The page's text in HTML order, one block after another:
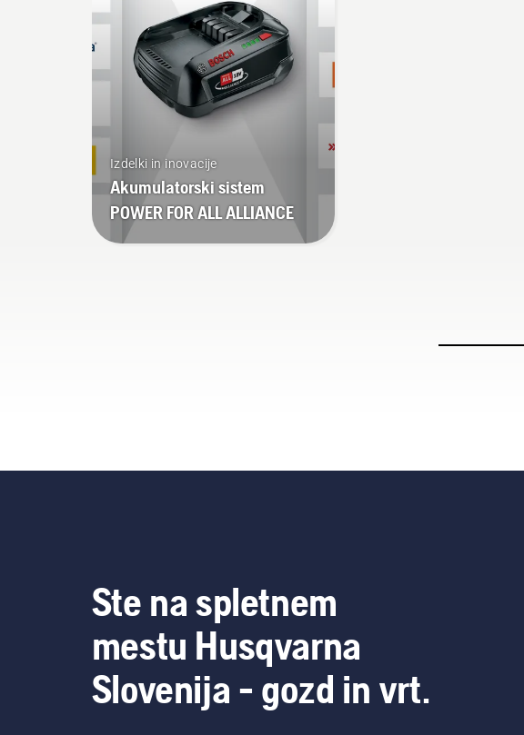
Izdelki in inovacije
Akumulatorski sistem
POWER FOR ALL ALLIANCE
Ste na spletnem
mestu Husqvarna
Slovenija - gozd in vrt.